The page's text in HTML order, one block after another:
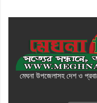
মেঘনা উপজেলাসহ দেশ ও